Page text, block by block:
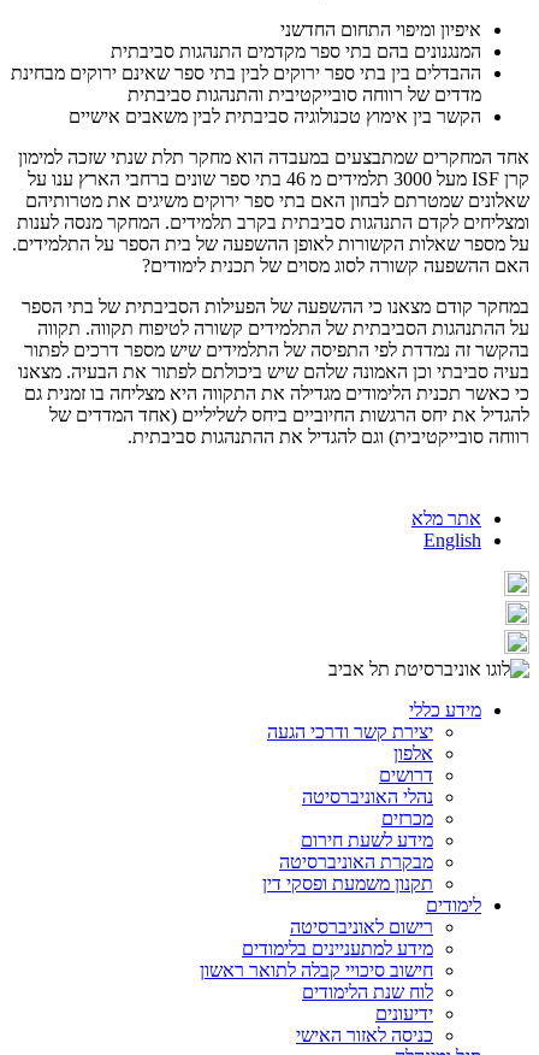
איפיון ומיפוי התחום החדשני
המנגנונים בהם בתי ספר מקדמים התנהגות סביבתית
ההבדלים בין בתי ספר ירוקים לבין בתי ספר שאינם ירוקים מבחינת
מדדים של רווחה סובייקטיבית והתנהגות סביבתית
הקשר בין אימוץ טכנולוגיה סביבתית לבין משאבים אישיים
אחד המחקרים שמתבצעים במעבדה הוא מחקר תלת שנתי שזכה למימון
קרן ISF מעל 3000 תלמידים מ 46 בתי ספר שונים ברחבי הארץ ענו על
שאלונים שמטרתם לבחון האם בתי ספר ירוקים משיגים את מטרותיהם
ומצליחים לקדם התנהגות סביבתית בקרב תלמידים. המחקר מנסה לענות
על מספר שאלות הקשורות לאופן ההשפעה של בית הספר על התלמידים.
האם ההשפעה קשורה לסוג מסוים של תכנית לימודים?
במחקר קודם מצאנו כי ההשפעה של הפעילות הסביבתית של בתי הספר
על ההתנהגות הסביבתית של התלמידים קשורה לטיפוח תקווה. תקווה
בהקשר זה נמדדת לפי התפיסה של התלמידים שיש מספר דרכים לפתור
בעיה סביבתי וכן האמונה שלהם שיש ביכולתם לפתור את הבעיה. מצאנו
כי כאשר תכנית הלימודים מגדילה את התקווה היא מצליחה בו זמנית גם
להגדיל את יחס הרגשות החיוביים ביחס לשליליים (אחד המדדים של
רווחה סובייקטיבית) וגם להגדיל את ההתנהגות סביבתית.
אתר מלא
English
מידע כללי
יצירת קשר ודרכי הגעה
אלפון
דרושים
נהלי האוניברסיטה
מכרזים
מידע לשעת חירום
מבקרת האוניברסיטה
תקנון משמעת ופסקי דין
לימודים
רישום לאוניברסיטה
מידע למתעניינים בלימודים
חישוב סיכויי קבלה לתואר ראשון
לוח שנת הלימודים
ידיעונים
כניסה לאזור האישי